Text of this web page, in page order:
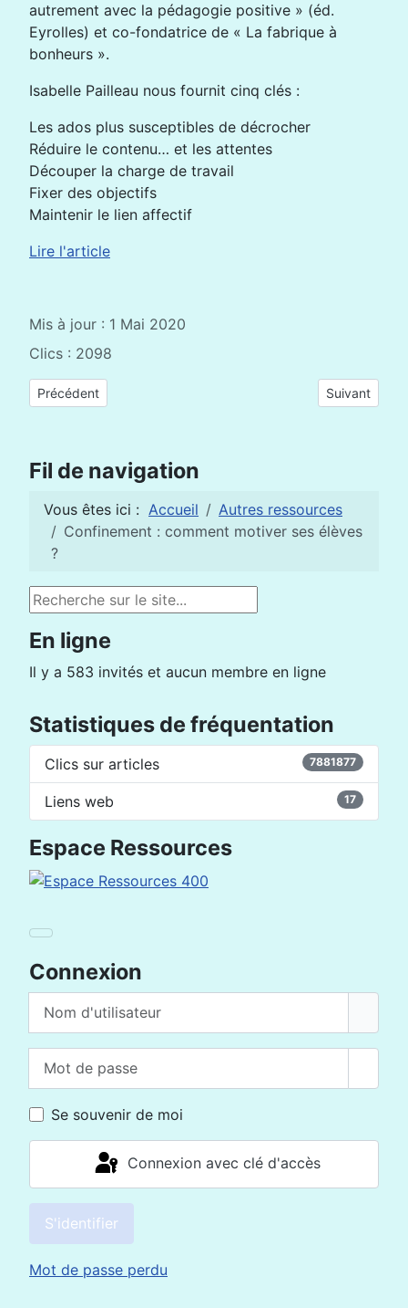
Espace Ressources
Connexion
Se souvenir de moi
Connexion avec clé d'accès
S'identifier
Mot de passe perdu
autrement avec la pédagogie positive » (éd.
Eyrolles) et co-fondatrice de « La fabrique à
bonheurs ».
Isabelle Pailleau nous fournit cinq clés :
Les ados plus susceptibles de décrocher
Réduire le contenu… et les attentes
Découper la charge de travail
Fixer des objectifs
Maintenir le lien affectif
Lire l'article
Mis à jour : 1 Mai 2020
Clics : 2098
Article précédent : Continuité pédagogique : une nouvelle
Précédent Article
Suivant
Fil de navigation
Vous êtes ici : Accueil
Autres ressources
Confinement : comment motiver ses élèves
?
Rechercher
En ligne
Il y a 583 invités et aucun membre en ligne
Statistiques de fréquentation
Clics sur articles 7881877
Liens web 17